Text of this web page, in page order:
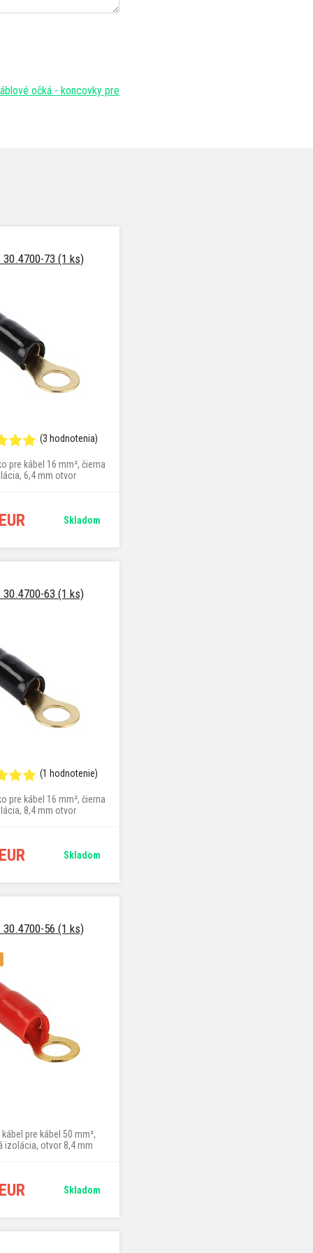
očká - koncovky pre
30.4700-73 (1 ks)
(3 hodnotenia)
pre kábel 16 mm², čierna
6,4 mm otvor
Skladom
30.4700-63 (1 ks)
(1 hodnotenie)
pre kábel 16 mm², čierna
8,4 mm otvor
Skladom
30.4700-56 (1 ks)
pre kábel 50 mm²,
izolácia, otvor 8,4 mm
Skladom